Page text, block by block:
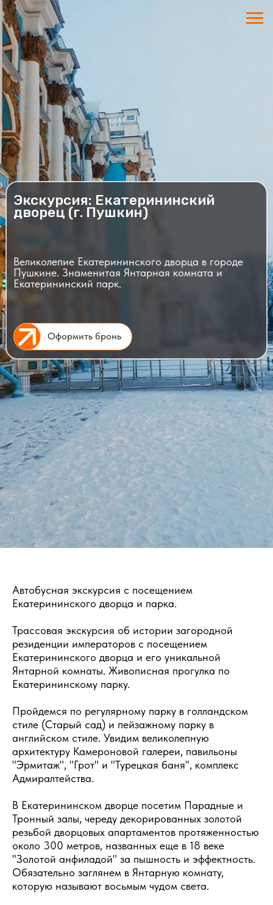
Экскурсия: Екатерининский
дворец (г. Пушкин)
Великолепие Екатерининского дворца в городе
Пушкине. Знаменитая Янтарная комната и
Екатерининский парк.
Оформить бронь
Автобусная экскурсия с посещением
Екатерининского дворца и парка.
Трассовая экскурсия об истории загородной
резиденции императоров с посещением
Екатерининского дворца и его уникальной
Янтарной комнаты. Живописная прогулка по
Екатерининскому парку.
Пройдемся по регулярному парку в голландском
стиле (Старый сад) и пейзажному парку в
английском стиле. Увидим великолепную
архитектуру Камероновой галереи, павильоны
"Эрмитаж", "Грот" и "Турецкая баня", комплекс
Адмиралтейства.
В Екатерининском дворце посетим Парадные и
Тронный залы, череду декорированных золотой
резьбой дворцовых апартаментов протяженностью
около 300 метров, названных еще в 18 веке
"Золотой анфиладой" за пышность и эффектность.
Обязательно заглянем в Янтарную комнату,
которую называют восьмым чудом света.